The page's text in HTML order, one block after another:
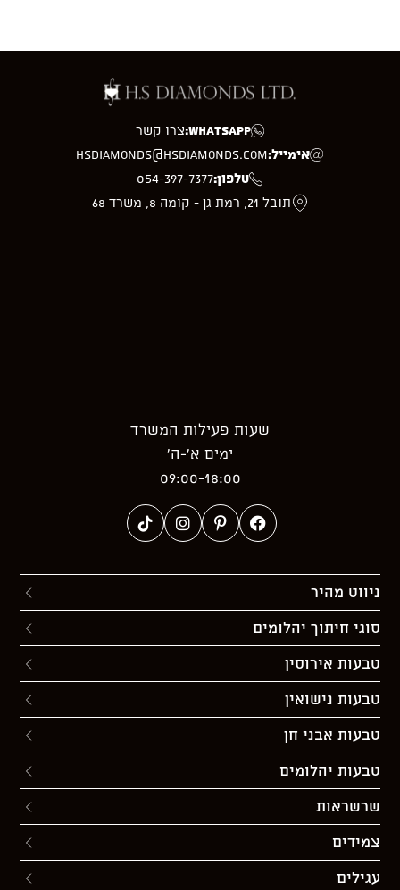
WhatsApp: צרו קשר
אימייל:hsdiamonds@hsdiamonds.com
טלפון:054-397-7377
תובל 21, רמת גן - קומה 8, משרד 68
שעות פעילות המשרד
ימים א’-ה’
09:00-18:00
ניווט מהיר
סוגי חיתוך יהלומים
טבעות אירוסין
טבעות נישואין
טבעות אבני חן
טבעות יהלומים
שרשראות
צמידים
עגילים